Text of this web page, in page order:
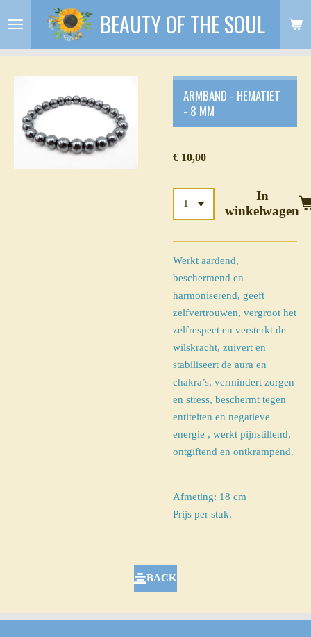
direct
naar
BEAUTY OF THE SOUL
ARMBAND - HEMATIET
- 8 MM
€ 10,00
In
winkelwagen
Werkt aardend,
beschermend en
harmoniserend, geeft
zelfvertrouwen, vergroot het
zelfrespect en versterkt de
wilskracht, zuivert en
stabiliseert de aura en
chakra’s, vermindert zorgen
en stress, beschermt tegen
entiteiten en negatieve
energie , werkt pijnstillend,
ontgiftend en ontkrampend.
Afmeting: 18 cm
Prijs per stuk.
BACK